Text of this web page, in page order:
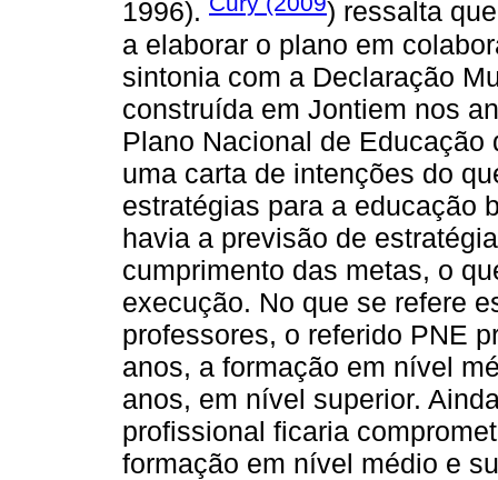
1996).
) ressalta
a elaborar o plano em
sintonia com a Declaração
construída em Jontiem nos
Plano Nacional de
uma carta de intenções do
estratégias para a educação
havia a previsão de
cumprimento das metas, o
execução. No que se refere
professores, o referido PNE
anos, a formação em nível
anos, em nível superior.
profissional ficaria
formação em nível médio e